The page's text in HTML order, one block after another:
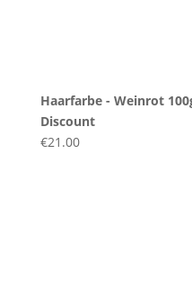
Haarfarbe - Weinrot
Discount
€21.00